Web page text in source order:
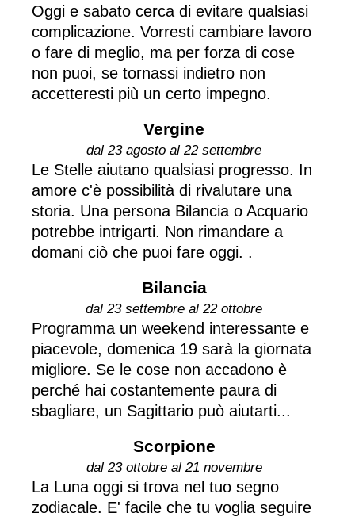
Oggi e sabato cerca di evitare qualsiasi
complicazione. Vorresti cambiare lavoro
o fare di meglio, ma per forza di cose
non puoi, se tornassi indietro non
accetteresti più un certo impegno.
Vergine
dal 23 agosto al 22 settembre
Le Stelle aiutano qualsiasi progresso. In
amore c'è possibilità di rivalutare una
storia. Una persona Bilancia o Acquario
potrebbe intrigarti. Non rimandare a
domani ciò che puoi fare oggi. .
Bilancia
dal 23 settembre al 22 ottobre
Programma un weekend interessante e
piacevole, domenica 19 sarà la giornata
migliore. Se le cose non accadono è
perché hai costantemente paura di
sbagliare, un Sagittario può aiutarti...
Scorpione
dal 23 ottobre al 21 novembre
La Luna oggi si trova nel tuo segno
zodiacale. E' facile che tu voglia seguire